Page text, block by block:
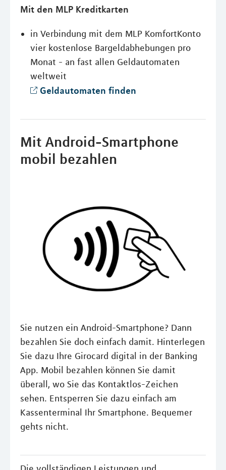
Mit den MLP Kreditkarten
in Verbindung mit dem MLP KomfortKonto
vier kostenlose Bargeldabhebungen pro
Monat - an fast allen Geldautomaten
weltweit
Geldautomaten finden
Mit Android-Smartphone
mobil bezahlen
Sie nutzen ein Android-Smartphone? Dann
bezahlen Sie doch einfach damit. Hinterlegen
Sie dazu Ihre Girocard digital in der Banking
App. Mobil bezahlen können Sie damit
überall, wo Sie das Kontaktlos-Zeichen
sehen. Entsperren Sie dazu einfach am
Kassenterminal Ihr Smartphone. Bequemer
gehts nicht.